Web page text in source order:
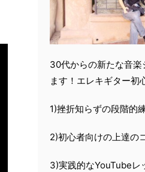
30代からの新たな音楽
ます！エレキギター初
1)挫折知らずの段階的
2)初心者向けの上達の
3)実践的なYouTubeレ